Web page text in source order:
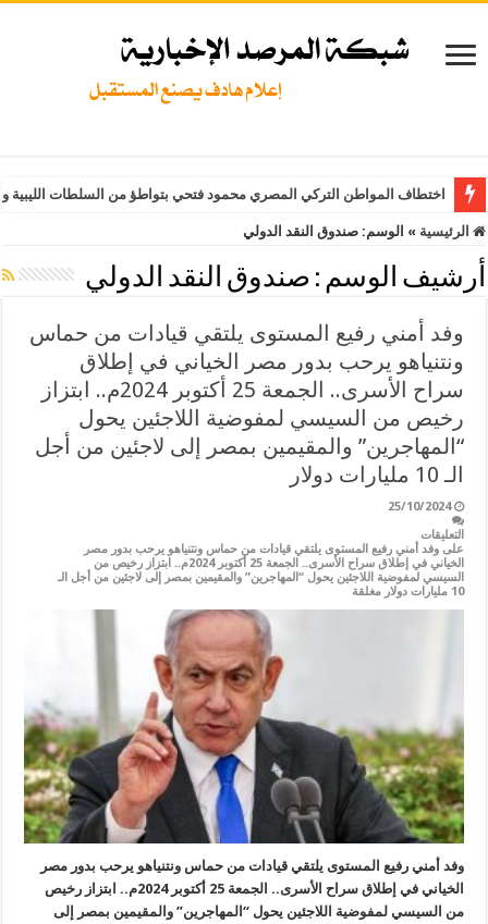
اختطاف المواطن التركي المصري محمود فتحي بتواطؤ من السلطات
الرئيسية » الوسم: صندوق النقد الدولي
أرشيف الوسم : صندوق النقد الدولي
وفد أمني رفيع المستوى يلتقي قيادات من حماس
ونتنياهو يرحب بدور مصر الخياني في إطلاق
سراح الأسرى.. الجمعة 25 أكتوبر 2024م.. ابتزاز
رخيص من السيسي لمفوضية اللاجئين يحول
“المهاجرين” والمقيمين بمصر إلى لاجئين من أجل
الـ 10 مليارات دولار
25/10/2024
التعليقات
على وفد أمني رفيع المستوى يلتقي قيادات من حماس ونتنياهو يرحب بدور مصر
الخياني في إطلاق سراح الأسرى.. الجمعة 25 أكتوبر 2024م.. ابتزاز رخيص من
السيسي لمفوضية اللاجئين يحول “المهاجرين” والمقيمين بمصر إلى لاجئين من أجل الـ
10 مليارات دولار مغلقة
وفد أمني رفيع المستوى يلتقي قيادات من حماس ونتنياهو يرحب بدور مصر
الخياني في إطلاق سراح الأسرى.. الجمعة 25 أكتوبر 2024م.. ابتزاز رخيص
من السيسي لمفوضية اللاجئين يحول “المهاجرين” والمقيمين بمصر إلى